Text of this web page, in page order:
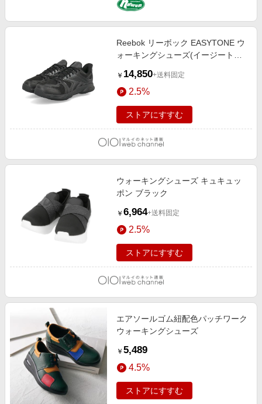
Reebok リーボック EASYTONE ウ
ォーキングシューズ(イージートー
￥ 14,850+送料固定
2.5%
ストアにすすむ
ウォーキングシューズ キュキュッ
ポン ブラック
￥ 6,964+送料固定
2.5%
ストアにすすむ
エアソールゴム紐配色パッチワーク
ウォーキングシューズ
￥ 5,489
4.5%
ストアにすすむ